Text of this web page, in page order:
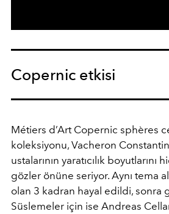
Copernic etkisi
Métiers d’Art Copernic sphères
koleksiyonu, Vacheron
ustalarının yaratıcılık boyutlarını
gözler önüne seriyor. Aynı tema
olan 3 kadran hayal edildi, sonra
Süslemeler için ise Andreas